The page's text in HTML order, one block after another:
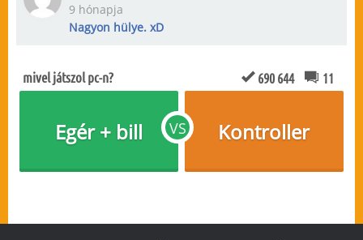
9 hónapja
Nagyon hülye. xD
mivel játszol pc-n? 690 644 11
VS
Egér + bill Kontroller